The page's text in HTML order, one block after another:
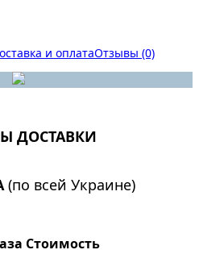
и оплатаОтзывы (0)
ДОСТАВКИ
(по всей Украине)
Стоимость